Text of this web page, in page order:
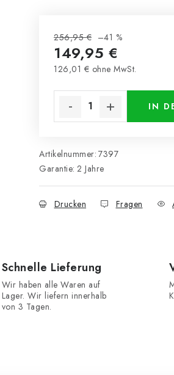
256,95 € –41 %
149,95 €
126,01 € ohne MwSt.
IN
Artikelnummer: 7397
Garantie: 2 Jahre
Drucken Fragen
Schnelle Lieferung
Wir haben alle Waren auf
Lager. Wir liefern innerhalb
von 3 Tagen.